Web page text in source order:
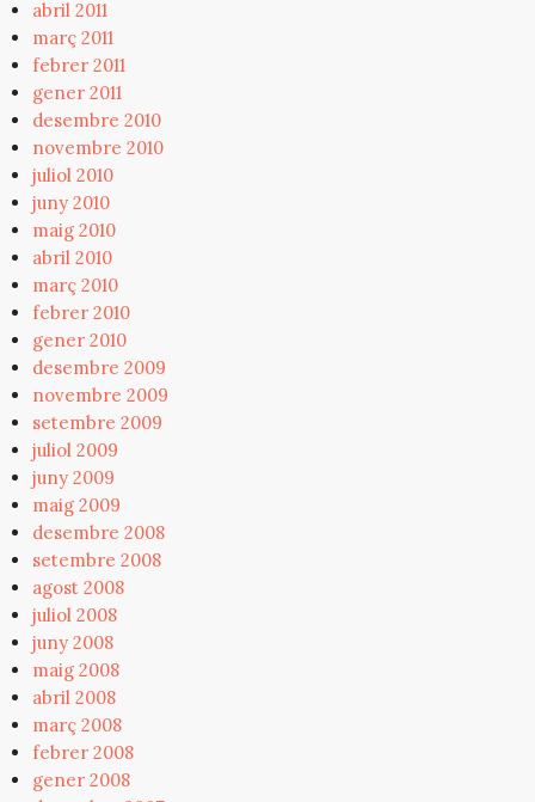
abril 2011
març 2011
febrer 2011
gener 2011
desembre 2010
novembre 2010
juliol 2010
juny 2010
maig 2010
abril 2010
març 2010
febrer 2010
gener 2010
desembre 2009
novembre 2009
setembre 2009
juliol 2009
juny 2009
maig 2009
desembre 2008
setembre 2008
agost 2008
juliol 2008
juny 2008
maig 2008
abril 2008
març 2008
febrer 2008
gener 2008